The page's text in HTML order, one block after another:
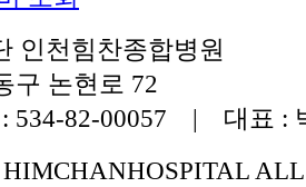
인천힘찬종합병원
구 논현로 72
: 534-82-00057 | 대표 :